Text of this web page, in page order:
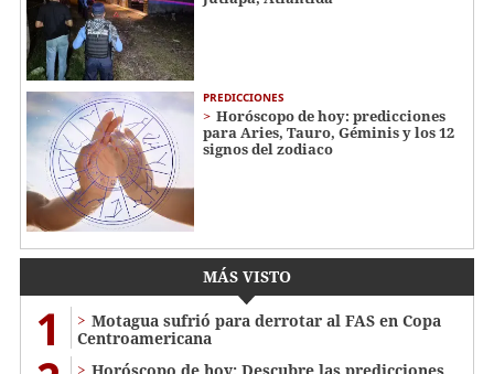
PREDICCIONES
Horóscopo de hoy: predicciones
para Aries, Tauro, Géminis y los 12
signos del zodiaco
MÁS VISTO
1
Motagua sufrió para derrotar al FAS en Copa
Centroamericana
Horóscopo de hoy: Descubre las predicciones